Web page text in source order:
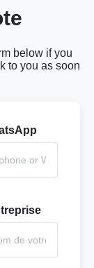
below if you
to you as soon